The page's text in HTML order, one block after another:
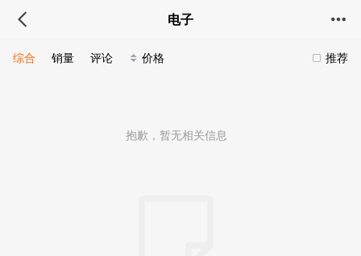
电子
推荐
综合 销量 评论 价格
抱歉，暂无相关信息